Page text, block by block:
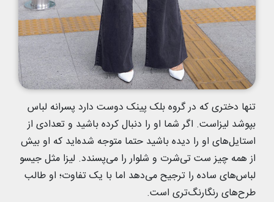
تنها دختری که در گروه بلک پینک دوست دارد پسرانه لباس
بپوشد لیزاست. اگر شما او را دنبال کرده باشید و تعدادی از
استایل‌های او را دیده باشید حتما متوجه شده‌اید که او بیش
از همه چیز ست تی‌شرت و شلوار را می‌پسندد. لیزا مثل جیسو
لباس‌های ساده را ترجیح می‌دهد اما با یک تفاوت؛ او طالب
طرح‌های رنگارنگ‌تری است.